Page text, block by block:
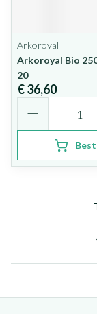
Arkoroyal
Arkoroyal Bio
20
€ 36,60